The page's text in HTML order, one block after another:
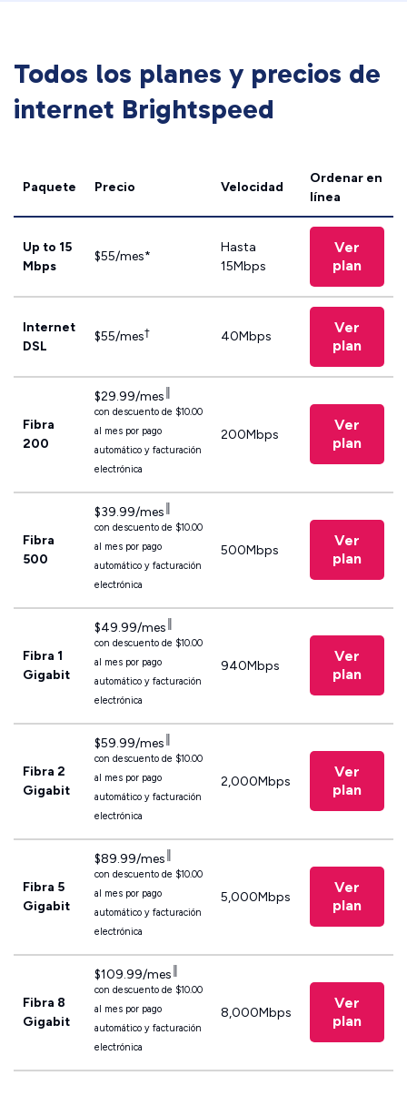
Todos los planes y precios de
internet Brightspeed
Paquete Precio Velocidad
Ordenar en
línea
Up to 15
Mbps
$55/mes*
Hasta
15Mbps
Ver
plan
Internet
DSL
$55/mes† 40Mbps
Ver
plan
Fibra
200
$29.99/mes
con descuento de $10.00
al mes por pago
automático y facturación
electrónica
200Mbps
Ver
plan
Fibra
500
$39.99/mes
con descuento de $10.00
al mes por pago
automático y facturación
electrónica
500Mbps
Ver
plan
Fibra 1
Gigabit
$49.99/mes
con descuento de $10.00
al mes por pago
automático y facturación
electrónica
940Mbps
Ver
plan
Fibra 2
Gigabit
$59.99/mes
con descuento de $10.00
al mes por pago
automático y facturación
electrónica
2,000Mbps
Ver
plan
Fibra 5
Gigabit
$89.99/mes
con descuento de $10.00
al mes por pago
automático y facturación
electrónica
5,000Mbps
Ver
plan
Fibra 8
Gigabit
$109.99/mes
con descuento de $10.00
al mes por pago
automático y facturación
electrónica
8,000Mbps
Ver
plan